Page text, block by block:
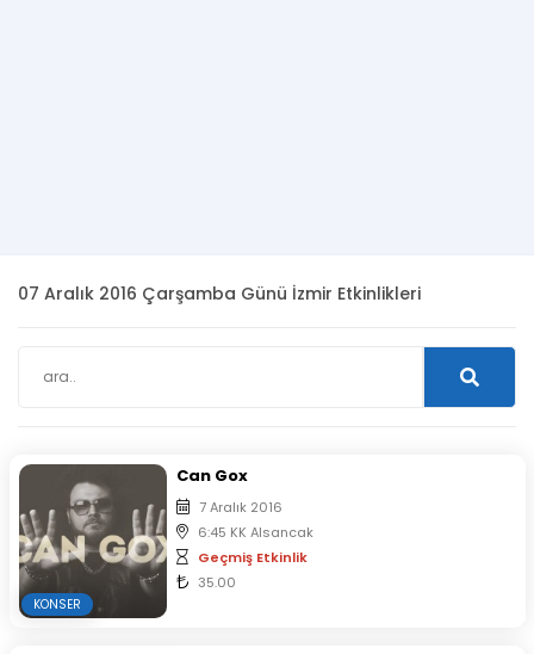
07 Aralık 2016 Çarşamba Günü İzmir Etkinlikleri
KONSER
Can Gox
7 Aralık 2016
6:45 KK Alsancak
Geçmiş Etkinlik
35.00